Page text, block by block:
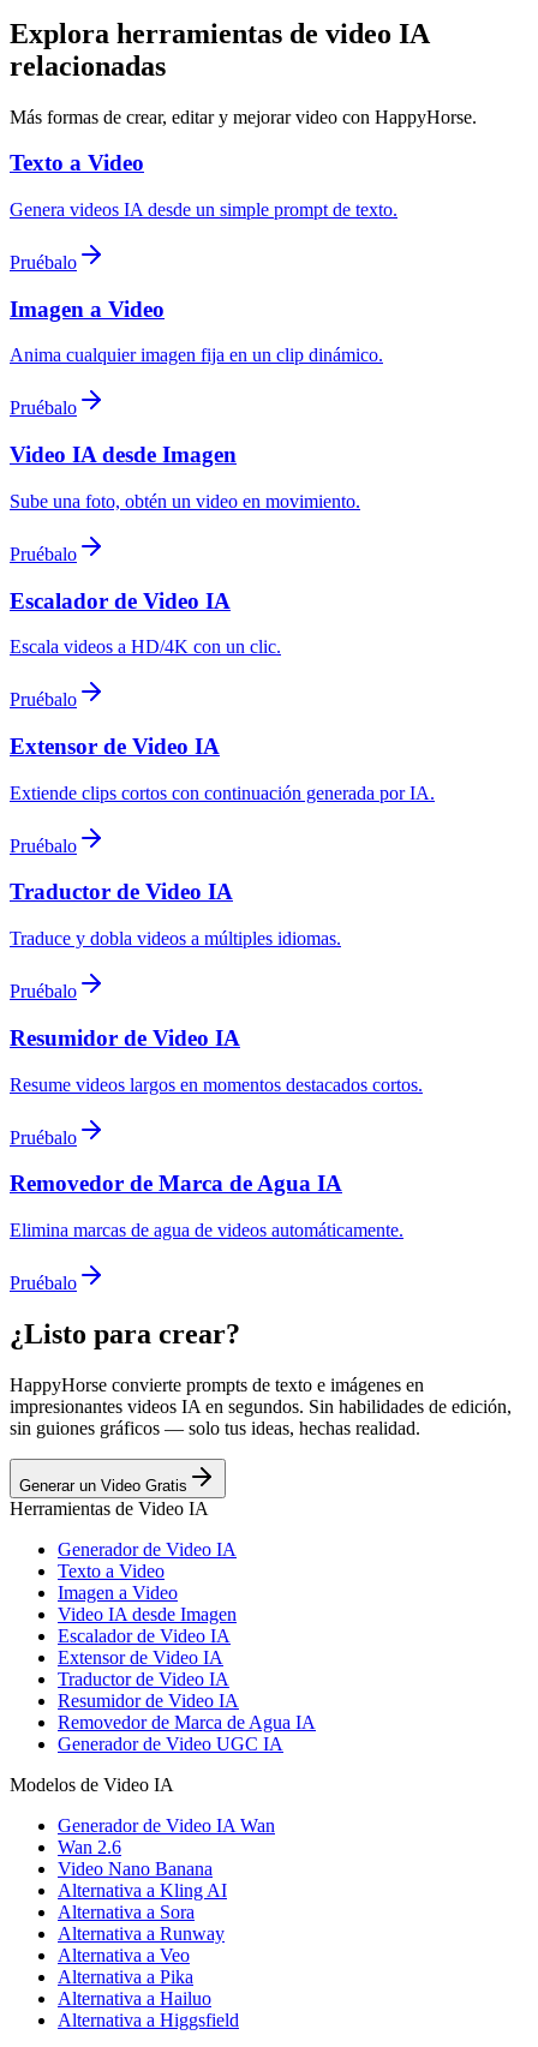
Explora herramientas de video IA
relacionadas
Más formas de crear, editar y mejorar video con HappyHorse.
Texto a Video
Genera videos IA desde un simple prompt de texto.
Pruébalo
Imagen a Video
Anima cualquier imagen fija en un clip dinámico.
Pruébalo
Video IA desde Imagen
Sube una foto, obtén un video en movimiento.
Pruébalo
Escalador de Video IA
Escala videos a HD/4K con un clic.
Pruébalo
Extensor de Video IA
Extiende clips cortos con continuación generada por IA.
Pruébalo
Traductor de Video IA
Traduce y dobla videos a múltiples idiomas.
Pruébalo
Resumidor de Video IA
Resume videos largos en momentos destacados cortos.
Pruébalo
Removedor de Marca de Agua IA
Elimina marcas de agua de videos automáticamente.
Pruébalo
¿Listo para crear?
HappyHorse convierte prompts de texto e imágenes en
impresionantes videos IA en segundos. Sin habilidades de edición,
sin guiones gráficos — solo tus ideas, hechas realidad.
Generar un Video Gratis
Herramientas de Video IA
Generador de Video IA
Texto a Video
Imagen a Video
Video IA desde Imagen
Escalador de Video IA
Extensor de Video IA
Traductor de Video IA
Resumidor de Video IA
Removedor de Marca de Agua IA
Generador de Video UGC IA
Modelos de Video IA
Generador de Video IA Wan
Wan 2.6
Video Nano Banana
Alternativa a Kling AI
Alternativa a Sora
Alternativa a Runway
Alternativa a Veo
Alternativa a Pika
Alternativa a Hailuo
Alternativa a Higgsfield